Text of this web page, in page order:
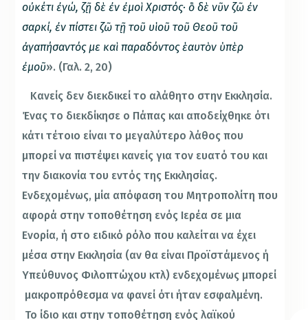
οὐκέτι ἐγώ, ζῇ δὲ ἐν ἐμοὶ Χριστός· ὃ δὲ νῦν ζῶ ἐν
σαρκί, ἐν πίστει ζῶ τῇ τοῦ υἱοῦ τοῦ Θεοῦ τοῦ
ἀγαπήσαντός με καὶ παραδόντος ἑαυτὸν ὑπὲρ
ἐμοῦ». (Γαλ. 2, 20)
Κανείς δεν διεκδικεί το αλάθητο στην Εκκλησία.
Ένας το διεκδίκησε ο Πάπας και αποδείχθηκε ότι
κάτι τέτοιο είναι το μεγαλύτερο λάθος που
μπορεί να πιστέψει κανείς για τον ευατό του και
την διακονία του εντός της Εκκλησίας.
Ενδεχομένως, μία απόφαση του Μητροπολίτη που
αφορά στην τοποθέτηση ενός Ιερέα σε μια
Ενορία, ή στο ειδικό ρόλο που καλείται να έχει
μέσα στην Εκκλησία (αν θα είναι Προϊστάμενος ή
Υπεύθυνος Φιλοπτώχου κτλ) ενδεχομένως μπορεί
μακροπρόθεσμα να φανεί ότι ήταν εσφαλμένη.
Το ίδιο και στην τοποθέτηση ενός λαϊκού